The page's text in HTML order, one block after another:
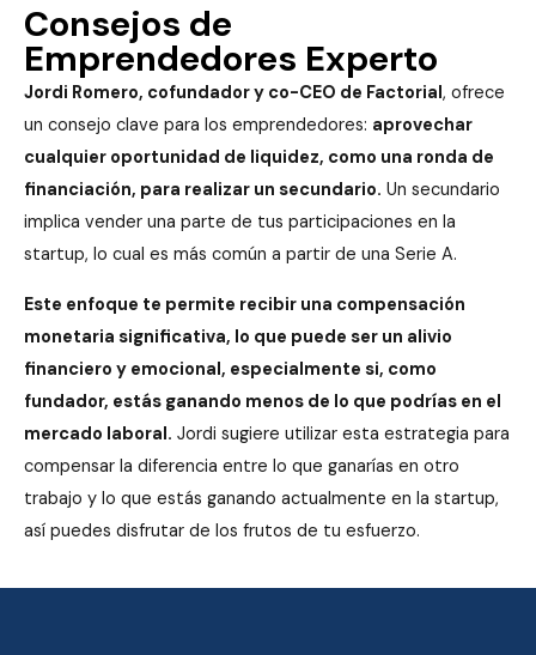
Consejos de
Emprendedores Experto
Jordi Romero, cofundador y co-CEO de Factorial, ofrece
un consejo clave para los emprendedores: aprovechar
cualquier oportunidad de liquidez, como una ronda de
financiación, para realizar un secundario. Un secundario
implica vender una parte de tus participaciones en la
startup, lo cual es más común a partir de una Serie A.
Este enfoque te permite recibir una compensación
monetaria significativa, lo que puede ser un alivio
financiero y emocional, especialmente si, como
fundador, estás ganando menos de lo que podrías en el
mercado laboral. Jordi sugiere utilizar esta estrategia para
compensar la diferencia entre lo que ganarías en otro
trabajo y lo que estás ganando actualmente en la startup,
así puedes disfrutar de los frutos de tu esfuerzo.